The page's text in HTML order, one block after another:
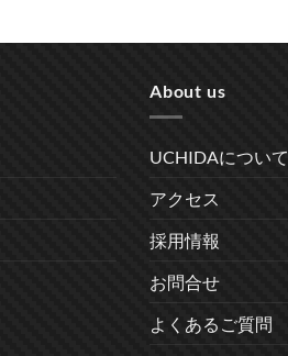
About us
UCHIDAについて
アクセス
採用情報
お問合せ
よくあるご質問